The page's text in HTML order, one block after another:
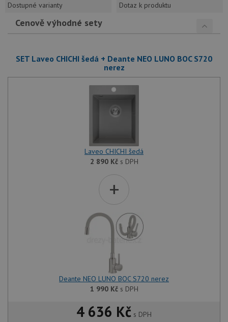
Dostupné varianty
Dotaz k produktu
Cenově výhodné sety
SET Laveo CHICHI šedá + Deante NEO LUNO BOC S720
nerez
Laveo CHICHI šedá
2 890 Kčs DPH
+
Deante NEO LUNO BOC S720 nerez
1 990 Kčs DPH
4 636 Kč s DPH